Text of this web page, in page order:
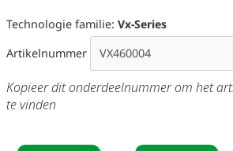
Technologie familie: Vx-Series
Artikelnummer
Kopieer dit onderdeelnummer om het
te vinden